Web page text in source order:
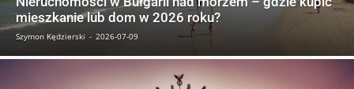
mieszkanie lub dom w 2026 roku?
Szymon Kędzierski - 2026-07-09